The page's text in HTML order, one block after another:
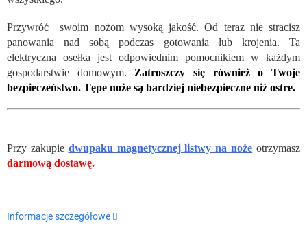
Przywróć swoim nożom wysoką jakość. Od teraz nie stracisz
panowania nad sobą podczas gotowania lub krojenia. Ta
elektryczna osełka jest odpowiednim pomocnikiem w każdym
gospodarstwie domowym. Zatroszczy się również o Twoje
bezpieczeństwo. Tępe noże są bardziej niebezpieczne niż ostre.
Przy zakupie dwupaku magnetycznej listwy na noże otrzymasz
darmową dostawę.
Informacje szczegółowe